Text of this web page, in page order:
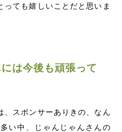
っても嬉しいことだと思いま
は今後も頑張って
、スポンサーありきの、なん
い中、じゃんじゃんさんの